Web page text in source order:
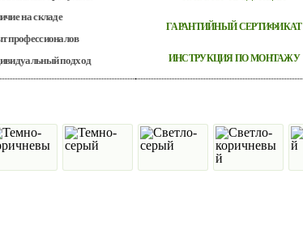
на складе
профессионалов
подход
ГАРАНТИЙНЫЙ СЕРТИФИКАТ
ИНСТРУКЦИЯ ПО МОНТАЖУ